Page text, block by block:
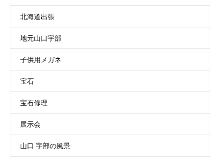
北海道出張
地元山口宇部
子供用メガネ
宝石
宝石修理
展示会
山口 宇部の風景